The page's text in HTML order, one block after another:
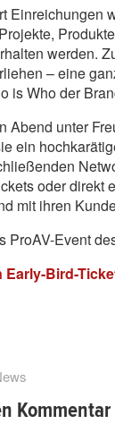
Einreichungen
werden.
– eine
is Who der
Abend unter
ein
oder direkt
mit ihren
ProAV-Event
Early-Bird-
Kommentar